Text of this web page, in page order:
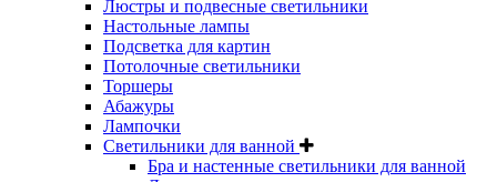
Люстры и подвесные светильники
Настольные лампы
Подсветка для картин
Потолочные светильники
Торшеры
Абажуры
Лампочки
Светильники для ванной
Бра и настенные светильники для ванной